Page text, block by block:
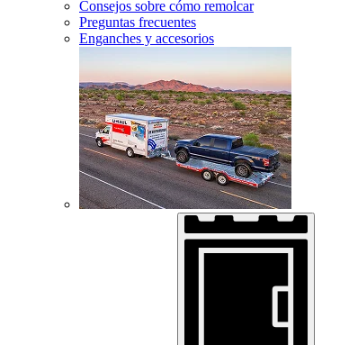
Consejos sobre cómo remolcar
Preguntas frecuentes
Enganches y accesorios